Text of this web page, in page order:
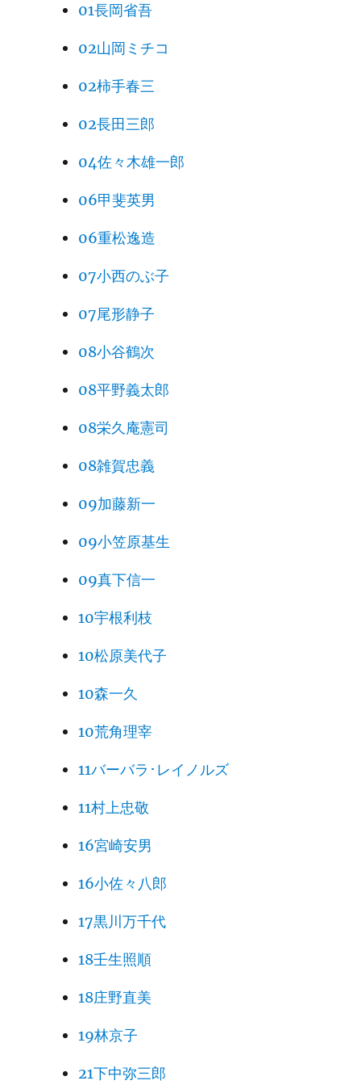
01長岡省吾
02山岡ミチコ
02柿手春三
02長田三郎
04佐々木雄一郎
06甲斐英男
06重松逸造
07小西のぶ子
07尾形静子
08小谷鶴次
08平野義太郎
08栄久庵憲司
08雑賀忠義
09加藤新一
09小笠原基生
09真下信一
10宇根利枝
10松原美代子
10森一久
10荒角理宰
11バーバラ･レイノルズ
11村上忠敬
16宮崎安男
16小佐々八郎
17黒川万千代
18壬生照順
18庄野直美
19林京子
21下中弥三郎